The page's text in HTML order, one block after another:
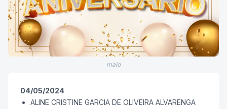
maio
04/05/2024
ALINE CRISTINE GARCIA DE OLIVEIRA ALVARENGA